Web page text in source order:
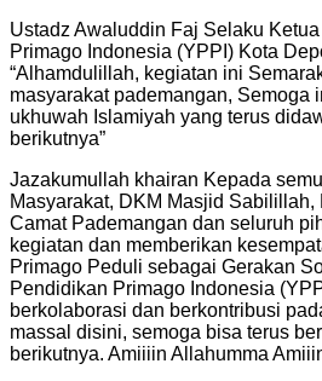
Ustadz Awaluddin Faj Selaku
Primago Indonesia (YPPI) Kota
“Alhamdulillah, kegiatan ini
masyarakat pademangan, Semoga
ukhuwah Islamiyah yang terus
berikutnya”
Jazakumullah khairan Kepada
Masyarakat, DKM Masjid Sabilillah,
Camat Pademangan dan seluruh
kegiatan dan memberikan
Primago Peduli sebagai Gerakan
Pendidikan Primago Indonesia
berkolaborasi dan berkontribusi
massal disini, semoga bisa terus
berikutnya. Amiiiin Allahumma